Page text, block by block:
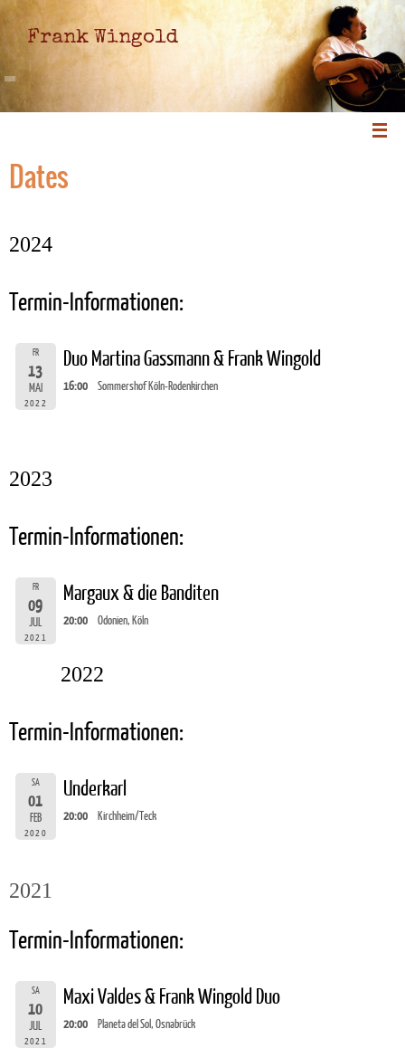
Frank Wingold
Dates
2024
Termin-Informationen:
FR
13
MAI
2022
Duo Martina Gassmann & Frank Wingold
16:00 Sommershof Köln-Rodenkirchen
2023
Termin-Informationen:
FR
09
JUL
2021
Margaux & die Banditen
20:00 Odonien, Köln
2022
Termin-Informationen:
SA
01
FEB
2020
Underkarl
20:00 Kirchheim/Teck
2021
Termin-Informationen:
SA
10
JUL
2021
Maxi Valdes & Frank Wingold Duo
20:00 Planeta del Sol, Osnabrück